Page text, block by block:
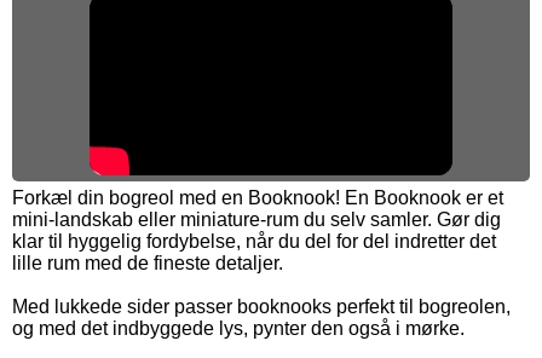
Forkæl din bogreol med en Booknook! En Booknook er et
mini-landskab eller miniature-rum du selv samler. Gør dig
klar til hyggelig fordybelse, når du del for del indretter det
lille rum med de fineste detaljer.
Med lukkede sider passer booknooks perfekt til bogreolen,
og med det indbyggede lys, pynter den også i mørke.